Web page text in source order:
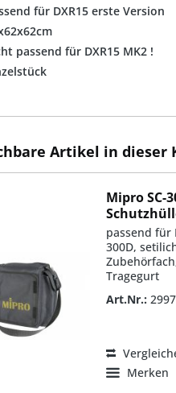
für DXR15 erste Version
passend für DXR15 MK2 !
Artikel in dieser
Mipro SC-
passend für
300D,
Tragegurt
Art.Nr.:
Merken